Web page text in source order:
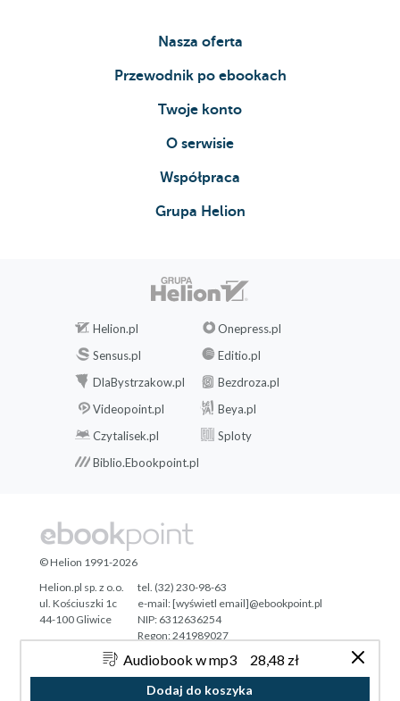
Audiobook w mp3 28,48 zł
Dodaj do koszyka
Nasza oferta
Przewodnik po ebookach
Twoje konto
O serwisie
Współpraca
Grupa Helion
Helion.pl
Onepress.pl
Sensus.pl
Editio.pl
DlaBystrzakow.pl
Bezdroza.pl
Videopoint.pl
Beya.pl
Czytalisek.pl
Sploty
Biblio.Ebookpoint.pl
Designed with ♥ byTonik.pl
© Helion 1991-2026
Helion.pl sp. z o.o.
ul. Kościuszki 1c
44-100 Gliwice
tel. (32) 230-98-63
e-mail:[wyświetl email]@ebookpoint.pl
NIP: 6312636254
Regon: 241989027